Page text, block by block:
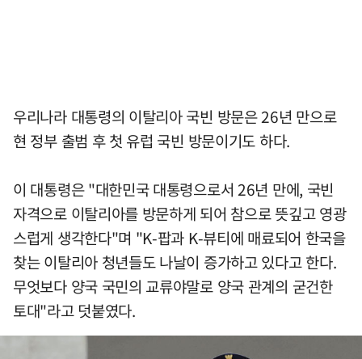
우리나라 대통령의 이탈리아 국빈 방문은 26년 만으로
현 정부 출범 후 첫 유럽 국빈 방문이기도 하다.
이 대통령은 "대한민국 대통령으로서 26년 만에, 국빈
자격으로 이탈리아를 방문하게 되어 참으로 뜻깊고 영광
스럽게 생각한다"며 "K-팝과 K-뷰티에 매료되어 한국을
찾는 이탈리아 청년들도 나날이 증가하고 있다고 한다.
무엇보다 양국 국민의 교류야말로 양국 관계의 굳건한
토대"라고 덧붙였다.